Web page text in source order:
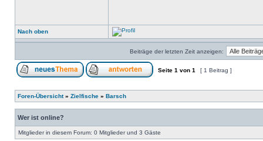
Nach oben
Beiträge der letzten Zeit anzeigen:
Seite 1 von 1 [ 1 Beitrag ]
Foren-Übersicht» Zielfische » Barsch
Wer ist online?
Mitglieder in diesem Forum: 0 Mitglieder und 3 Gäste